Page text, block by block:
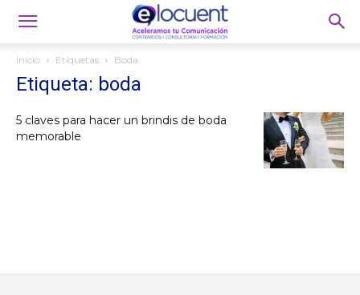
Inicio Etiquetas Boda
Etiqueta: boda
5 claves para hacer un brindis de boda
memorable